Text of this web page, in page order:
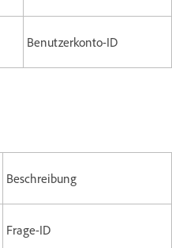
Benutzerkonto-ID
Beschreibung
Frage-ID